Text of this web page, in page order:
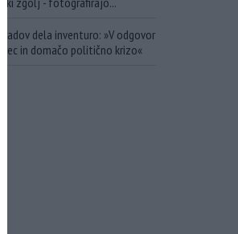
dela inventuro: »V odgovor
in domačo politično krizo«